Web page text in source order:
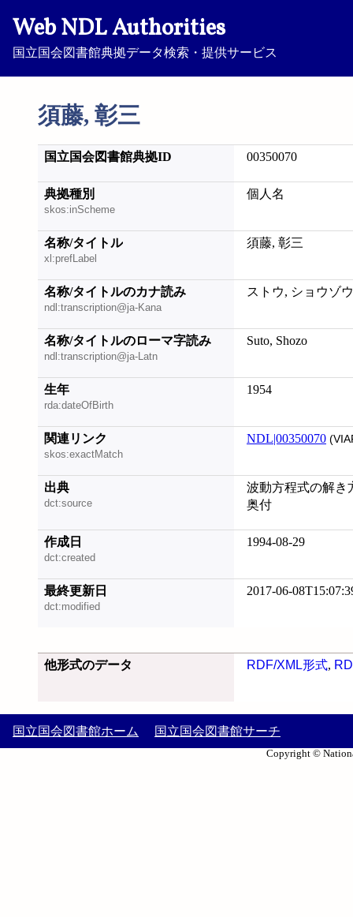
Web NDL Authorities
国立国会図書館典拠データ検索・提供サービス
須藤, 彰三
国立国会図書館典拠ID 00350070
典拠種別
skos:inScheme
個人名
名称/タイトル
xl:prefLabel
須藤, 彰三
名称/タイトルのカナ読み
ndl:transcription@ja-Kana
ストウ, ショウゾウ
名称/タイトルのローマ字読み
ndl:transcription@ja-Latn
Suto, Shozo
生年
rda:dateOfBirth
1954
関連リンク
skos:exactMatch
NDL|00350070
出典
dct:source
波動方程式の解き
奥付
作成日
dct:created
1994-08-29
最終更新日
dct:modified
2017-06-
他形式のデータ RDF/XML形式,
国立国会図書館ホーム 国立国会図書館サーチ
Copyright ©